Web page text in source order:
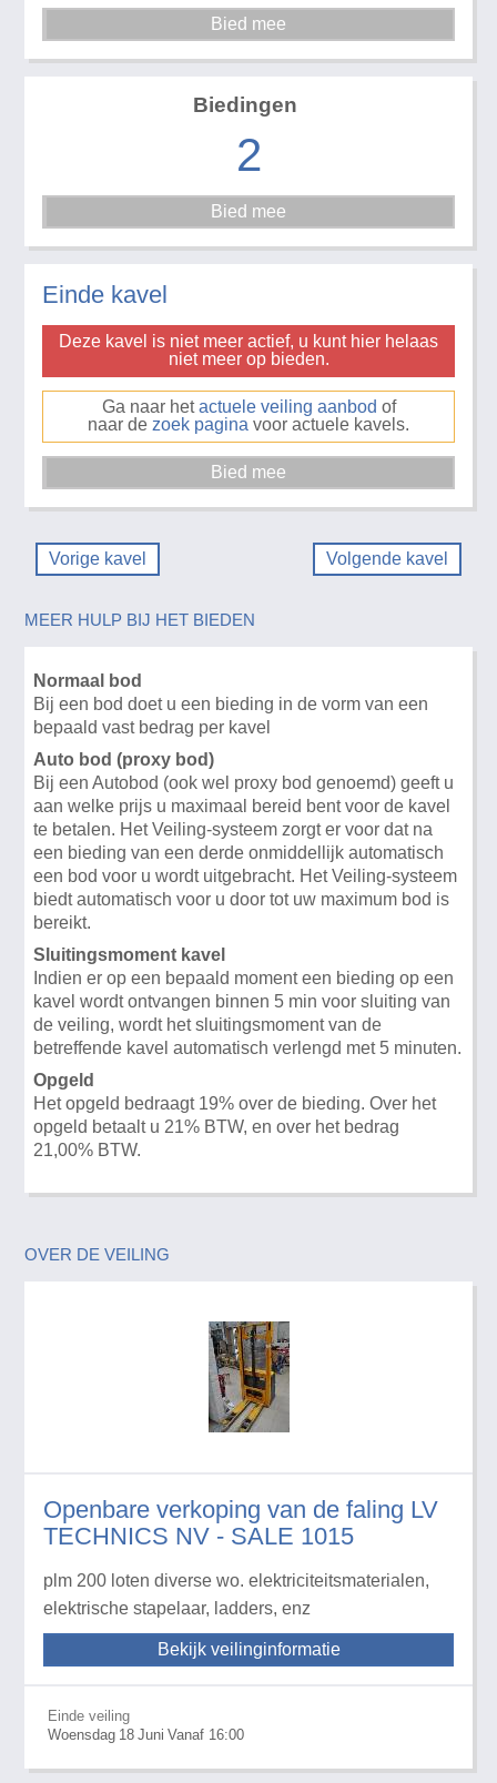
Biedingen
2
Einde kavel
Deze kavel is niet meer actief, u kunt hier helaas
niet meer op bieden.
Ga naar hetactuele veiling aanbod of
naar de zoek pagina voor actuele kavels.
Vorige kavel Volgende kavel
MEER HULP BIJ HET BIEDEN
Normaal bod
Bij een bod doet u een bieding in de vorm van een
bepaald vast bedrag per kavel
Auto bod (proxy bod)
Bij een Autobod (ook wel proxy bod genoemd) geeft u
aan welke prijs u maximaal bereid bent voor de kavel
te betalen. Het Veiling-systeem zorgt er voor dat na
een bieding van een derde onmiddellijk automatisch
een bod voor u wordt uitgebracht. Het Veiling-systeem
biedt automatisch voor u door tot uw maximum bod is
bereikt.
Sluitingsmoment kavel
Indien er op een bepaald moment een bieding op een
kavel wordt ontvangen binnen 5 min voor sluiting van
de veiling, wordt het sluitingsmoment van de
betreffende kavel automatisch verlengd met 5 minuten.
Opgeld
Het opgeld bedraagt 19% over de bieding. Over het
opgeld betaalt u 21% BTW, en over het bedrag
21,00% BTW.
OVER DE VEILING
Openbare verkoping van de faling LV
TECHNICS NV - SALE 1015
plm 200 loten diverse wo. elektriciteitsmaterialen,
elektrische stapelaar, ladders, enz
Bekijk veilinginformatie
Einde veiling
Woensdag 18 Juni Vanaf 16:00